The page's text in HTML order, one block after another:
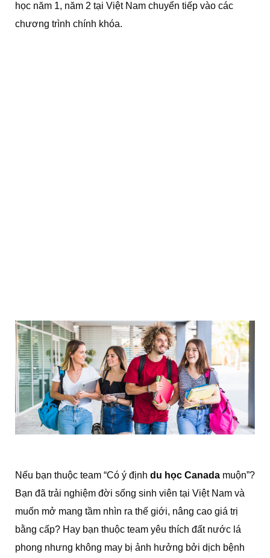
học năm 1, năm 2 tại Việt Nam chuyển tiếp vào các
chương trình chính khóa.
Nếu bạn thuộc team “Có ý định du học Canada muộn”?
Bạn đã trải nghiệm đời sống sinh viên tại Việt Nam và
muốn mở mang tầm nhìn ra thế giới, nâng cao giá trị
bằng cấp? Hay bạn thuộc team yêu thích đất nước lá
phong nhưng không may bị ảnh hưởng bởi dịch bệnh